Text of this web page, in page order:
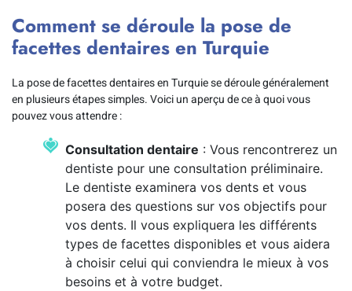
Comment se déroule la pose de
facettes dentaires en Turquie
La pose de facettes dentaires en Turquie se déroule généralement
en plusieurs étapes simples. Voici un aperçu de ce à quoi vous
pouvez vous attendre :
Consultation dentaire : Vous rencontrerez un
dentiste pour une consultation préliminaire.
Le dentiste examinera vos dents et vous
posera des questions sur vos objectifs pour
vos dents. Il vous expliquera les différents
types de facettes disponibles et vous aidera
à choisir celui qui conviendra le mieux à vos
besoins et à votre budget.